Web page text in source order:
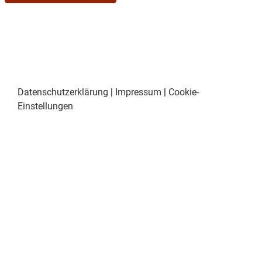
Wo: auf der Bühne im Gutsgasthof in Thambach
Datenschutzerklärung | Impressum | Cookie-
Einstellungen